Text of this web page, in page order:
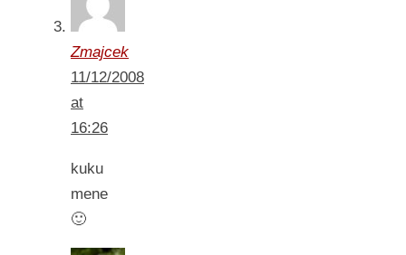
Zmajcek
11/12/2008
at
16:26
kuku
mene
🙂